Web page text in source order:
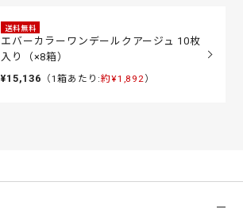
送料無料
エバーカラーワンデールクアージュ 10枚
入り（×8箱）
¥15,136 （1箱あたり:約¥1,892）